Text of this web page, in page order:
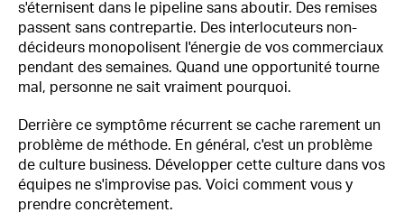
s'éternisent dans le pipeline sans aboutir. Des remises
passent sans contrepartie. Des interlocuteurs non-
décideurs monopolisent l'énergie de vos commerciaux
pendant des semaines. Quand une opportunité tourne
mal, personne ne sait vraiment pourquoi.
Derrière ce symptôme récurrent se cache rarement un
problème de méthode. En général, c'est un problème
de culture business. Développer cette culture dans vos
équipes ne s'improvise pas. Voici comment vous y
prendre concrètement.